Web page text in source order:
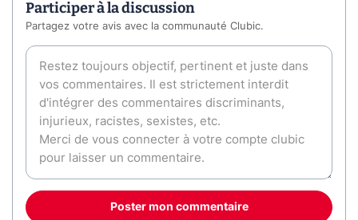
Participer à la discussion
Partagez votre avis avec la communauté Clubic.
Poster mon commentaire